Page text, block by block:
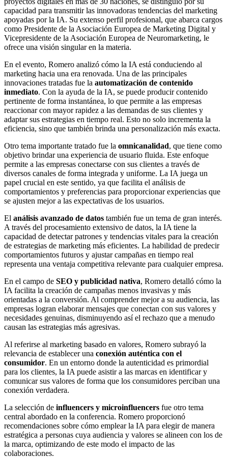
capacidad para transmitir las innovadoras tendencias del marketing
apoyadas por la IA. Su extenso perfil profesional, que abarca cargos
como Presidente de la Asociación Europea de Marketing Digital y
Vicepresidente de la Asociación Europea de Neuromarketing, le
ofrece una visión singular en la materia.
En el evento, Romero analizó cómo la IA está conduciendo al
marketing hacia una era renovada. Una de las principales
innovaciones tratadas fue la automatización de contenido
inmediato. Con la ayuda de la IA, se puede producir contenido
pertinente de forma instantánea, lo que permite a las empresas
reaccionar con mayor rapidez a las demandas de sus clientes y
adaptar sus estrategias en tiempo real. Esto no solo incrementa la
eficiencia, sino que también brinda una personalización más exacta.
Otro tema importante tratado fue la omnicanalidad, que tiene como
objetivo brindar una experiencia de usuario fluida. Este enfoque
permite a las empresas conectarse con sus clientes a través de
diversos canales de forma integrada y uniforme. La IA juega un
papel crucial en este sentido, ya que facilita el análisis de
comportamientos y preferencias para proporcionar experiencias que
se ajusten mejor a las expectativas de los usuarios.
El análisis avanzado de datos también fue un tema de gran interés.
A través del procesamiento extensivo de datos, la IA tiene la
capacidad de detectar patrones y tendencias vitales para la creación
de estrategias de marketing más eficientes. La habilidad de predecir
comportamientos futuros y ajustar campañas en tiempo real
representa una ventaja competitiva relevante para cualquier empresa.
En el campo de SEO y publicidad nativa, Romero detalló cómo la
IA facilita la creación de campañas menos invasivas y más
orientadas a la conversión. Al comprender mejor a su audiencia, las
empresas logran elaborar mensajes que conectan con sus valores y
necesidades genuinas, disminuyendo así el rechazo que a menudo
causan las estrategias más agresivas.
Al referirse al marketing basado en valores, Romero subrayó la
relevancia de establecer una conexión auténtica con el
consumidor. En un entorno donde la autenticidad es primordial
para los clientes, la IA puede asistir a las marcas en identificar y
comunicar sus valores de forma que los consumidores perciban una
conexión verdadera.
La selección de influencers y microinfluencers fue otro tema
central abordado en la conferencia. Romero proporcionó
recomendaciones sobre cómo emplear la IA para elegir de manera
estratégica a personas cuya audiencia y valores se alineen con los de
la marca, optimizando de este modo el impacto de las
colaboraciones.